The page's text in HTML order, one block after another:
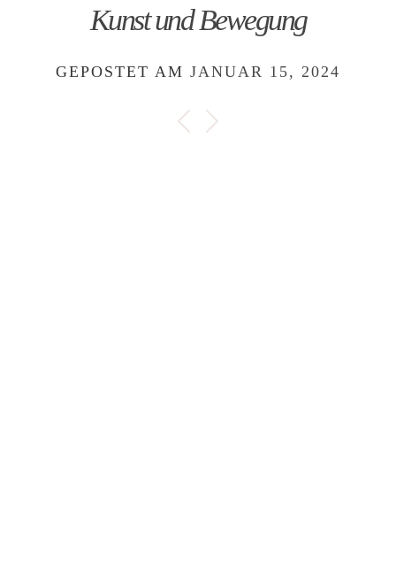
Kunst und Bewegung
GEPOSTET AM JANUAR 15, 2024